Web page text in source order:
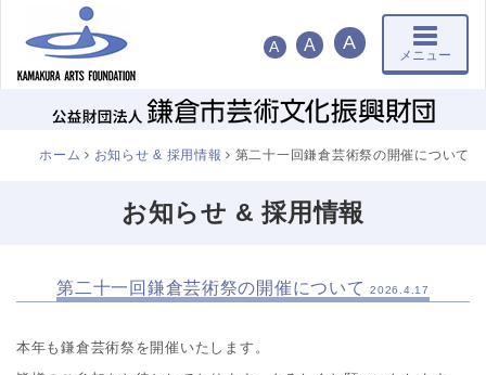
ナ
ビ
ー
シ
ョ
メニュー
A A A
ホーム お知らせ & 採用情報 第二十一回鎌倉芸術祭の開催について
お知らせ & 採用情報
第二十一回鎌倉芸術祭の開催について2026.4.17
本年も鎌倉芸術祭を開催いたします。